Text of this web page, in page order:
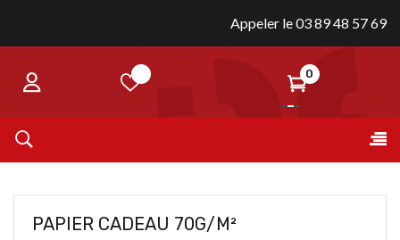
Appeler le 03 89 48 57 69
0
la
☰
PAPIER CADEAU 70G/M²